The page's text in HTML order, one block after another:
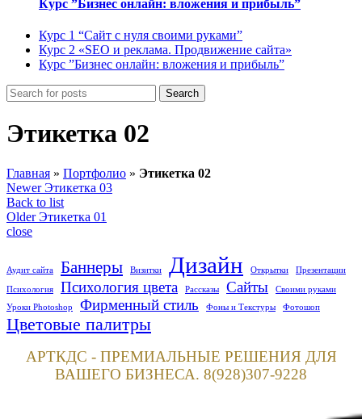
Курс ”Бизнес онлайн: вложения и прибыль”
Курс 1 “Сайт с нуля своими руками”
Курс 2 «SEO и реклама. Продвижение сайта»
Курс ”Бизнес онлайн: вложения и прибыль”
Search
Этикетка 02
Главная » Портфолио » Этикетка 02
Newer Этикетка 03
Back to list
Older Этикетка 01
close
Аудит сайта Баннеры Визитки Дизайн Открытки Презентации
Психология Психология цвета Рассказы Сайты
Своими руками
Уроки Photoshop
Фирменный стиль Фоны и Текстуры Фотошоп
Цветовые палитры
АРТКДС - ПРЕМИАЛЬНЫЕ РЕШЕНИЯ ДЛЯ
ВАШЕГО БИЗНЕСА. 8(928)307-9228